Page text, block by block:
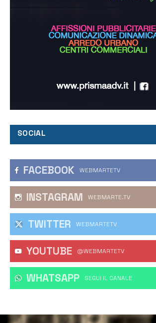
SOCIAL
FACEBOOK WEBMARTETV
INSTAGRAM WEBMARTE.TV
TWITTER WEBMARTETV
YOUTUBE @WEBMARTETV
WHATSAPP ‎SEGUI IL CANALE